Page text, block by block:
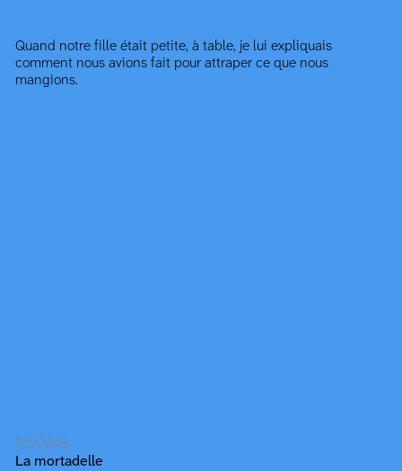
Quand notre fille était petite, à table, je lui expliquais
comment nous avions fait pour attraper ce que nous
mangions.
7/1/2015
La mortadelle